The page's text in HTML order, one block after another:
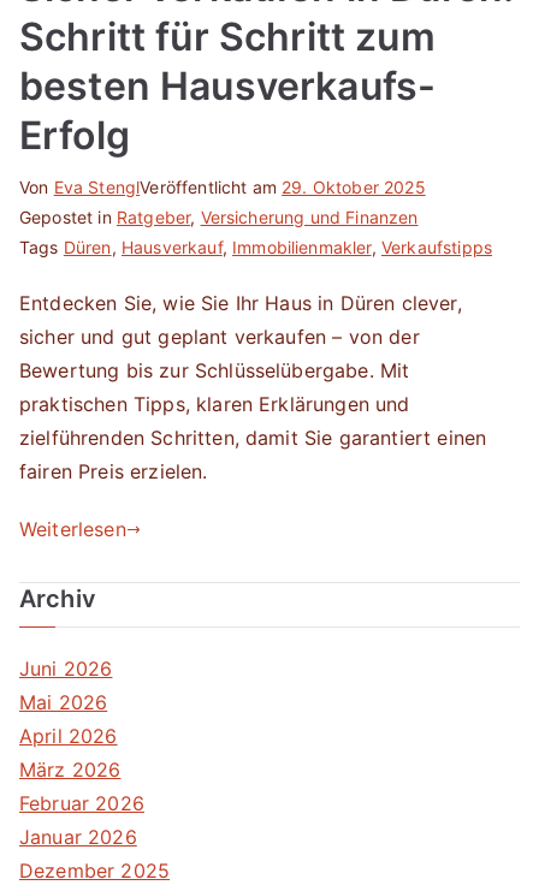
Schritt für Schritt zum
besten Hausverkaufs-
Erfolg
Von Eva StenglVeröffentlicht am 29. Oktober 2025
Gepostet in Ratgeber, Versicherung und Finanzen
Tags Düren, Hausverkauf, Immobilienmakler, Verkaufstipps
Entdecken Sie, wie Sie Ihr Haus in Düren clever,
sicher und gut geplant verkaufen – von der
Bewertung bis zur Schlüsselübergabe. Mit
praktischen Tipps, klaren Erklärungen und
zielführenden Schritten, damit Sie garantiert einen
fairen Preis erzielen.
Weiterlesen
Archiv
Juni 2026
Mai 2026
April 2026
März 2026
Februar 2026
Januar 2026
Dezember 2025